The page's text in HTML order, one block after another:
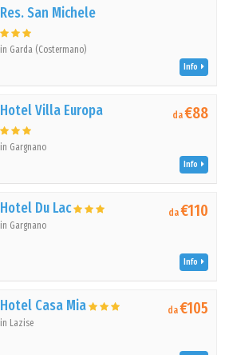
Res. San Michele
in Garda (Costermano)
Info
Hotel Villa Europa
in Gargnano
da€88
Info
Hotel Du Lac
in Gargnano
da€110
Info
Hotel Casa Mia
in Lazise
da€105